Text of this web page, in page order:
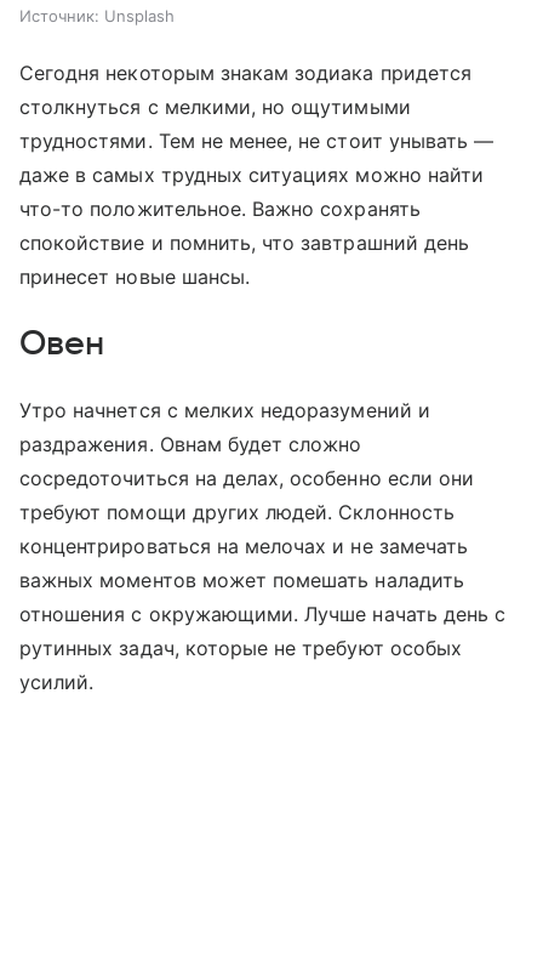
Источник: Unsplash
Сегодня некоторым знакам зодиака придется
столкнуться с мелкими, но ощутимыми
трудностями. Тем не менее, не стоит унывать —
даже в самых трудных ситуациях можно найти
что-то положительное. Важно сохранять
спокойствие и помнить, что завтрашний день
принесет новые шансы.
Овен
Утро начнется с мелких недоразумений и
раздражения. Овнам будет сложно
сосредоточиться на делах, особенно если они
требуют помощи других людей. Склонность
концентрироваться на мелочах и не замечать
важных моментов может помешать наладить
отношения с окружающими. Лучше начать день с
рутинных задач, которые не требуют особых
усилий.